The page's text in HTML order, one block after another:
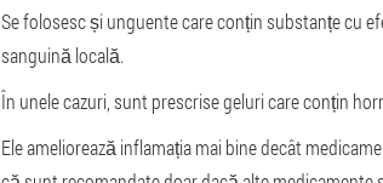
Se folosesc și unguente care conțin substanțe cu
sanguină locală.
În unele cazuri, sunt prescrise geluri care conțin
Ele ameliorează inflamația mai bine decât